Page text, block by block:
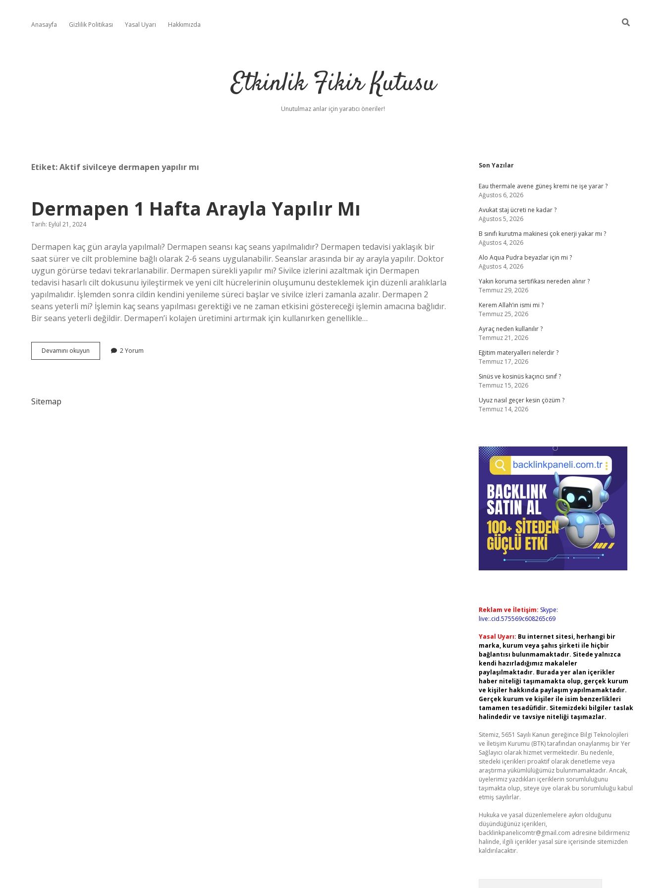
Anasayfa Gizlilik Politikası Yasal Uyarı Hakkımızda
Etkinlik Fikir Kutusu
Unutulmaz anlar için yaratıcı öneriler!
Etiket:Aktif sivilceye dermapen yapılır mı
Dermapen 1 Hafta Arayla Yapılır Mı
Tarih: Eylül 21, 2024
Dermapen kaç gün arayla yapılmalı? Dermapen seansı kaç seans yapılmalıdır? Dermapen tedavisi yaklaşık bir
saat sürer ve cilt problemine bağlı olarak 2-6 seans uygulanabilir. Seanslar arasında bir ay arayla yapılır. Doktor
uygun görürse tedavi tekrarlanabilir. Dermapen sürekli yapılır mı? Sivilce izlerini azaltmak için Dermapen
tedavisi hasarlı cilt dokusunu iyileştirmek ve yeni cilt hücrelerinin oluşumunu desteklemek için düzenli aralıklarla
yapılmalıdır. İşlemden sonra cildin kendini yenileme süreci başlar ve sivilce izleri zamanla azalır. Dermapen 2
seans yeterli mi? İşlemin kaç seans yapılması gerektiği ve ne zaman etkisini göstereceği işlemin amacına bağlıdır.
Bir seans yeterli değildir. Dermapen’i kolajen üretimini artırmak için kullanırken genellikle…
Devamını okuyun Dermapen
1
2 Yorum
Sitemap
Sidebar
Son Yazılar
Eau thermale avene güneş kremi ne işe yarar ?
Ağustos 6, 2026
Avukat staj ücreti ne kadar ?
Ağustos 5, 2026
B sınıfı kurutma makinesi çok enerji yakar mı ?
Ağustos 4, 2026
Alo Aqua Pudra beyazlar için mi ?
Ağustos 4, 2026
Yakın koruma sertifikası nereden alınır ?
Temmuz 29, 2026
Kerem Allah’ın ismi mi ?
Temmuz 25, 2026
Ayraç neden kullanılır ?
Temmuz 21, 2026
Eğitim materyalleri nelerdir ?
Temmuz 17, 2026
Sinüs ve kosinüs kaçıncı sınıf ?
Temmuz 15, 2026
Uyuz nasıl geçer kesin çözüm ?
Temmuz 14, 2026
Reklam ve İletişim: Skype:
live:.cid.575569c608265c69
Yasal Uyarı: Bu internet sitesi, herhangi bir
marka, kurum veya şahıs şirketi ile hiçbir
bağlantısı bulunmamaktadır. Sitede yalnızca
kendi hazırladığımız makaleler
paylaşılmaktadır. Burada yer alan içerikler
haber niteliği taşımamakta olup, gerçek kurum
ve kişiler hakkında paylaşım yapılmamaktadır.
Gerçek kurum ve kişiler ile isim benzerlikleri
tamamen tesadüfidir. Sitemizdeki bilgiler taslak
halindedir ve tavsiye niteliği taşımazlar.
Sitemiz, 5651 Sayılı Kanun gereğince Bilgi Teknolojileri
ve İletişim Kurumu (BTK) tarafından onaylanmış bir Yer
Sağlayıcı olarak hizmet vermektedir. Bu nedenle,
sitedeki içerikleri proaktif olarak denetleme veya
araştırma yükümlülüğümüz bulunmamaktadır. Ancak,
üyelerimiz yazdıkları içeriklerin sorumluluğunu
taşımakta olup, siteye üye olarak bu sorumluluğu kabul
etmiş sayılırlar.
Hukuka ve yasal düzenlemelere aykırı olduğunu
düşündüğünüz içerikleri,
backlinkpanelicomtr@gmail.com adresine bildirmeniz
halinde, ilgili içerikler yasal süre içerisinde sitemizden
kaldırılacaktır.